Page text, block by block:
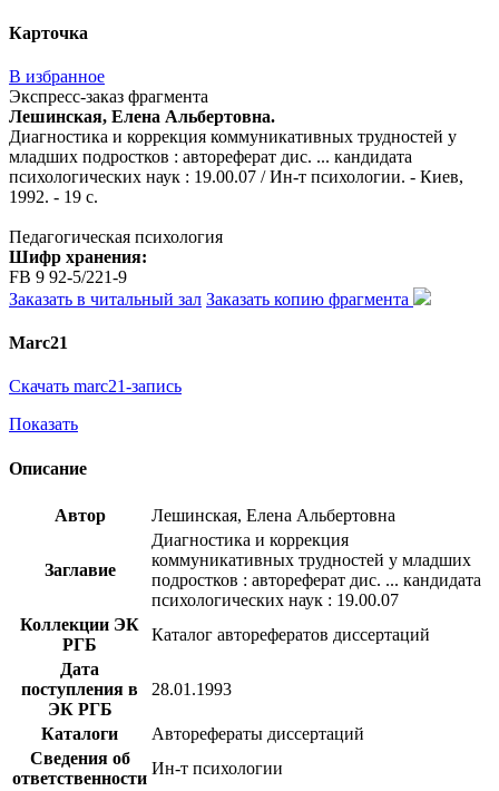
Карточка
В избранное
Экспресс-заказ фрагмента
Лешинская, Елена Альбертовна.
Диагностика и коррекция коммуникативных трудностей у
младших подростков : автореферат дис. ... кандидата
психологических наук : 19.00.07 / Ин-т психологии. - Киев,
1992. - 19 с.
Педагогическая психология
Шифр хранения:
FB 9 92-5/221-9
Заказать в читальный зал Заказать копию фрагмента
Marc21
Скачать marc21-запись
Показать
Описание
Автор Лешинская, Елена Альбертовна
Заглавие
Диагностика и коррекция
коммуникативных трудностей у младших
подростков : автореферат дис. ... кандидата
психологических наук : 19.00.07
Коллекции ЭК
РГБ
Каталог авторефератов диссертаций
Дата
поступления в
ЭК РГБ
28.01.1993
Каталоги
Авторефераты диссертаций
Сведения об
ответственности
Ин-т психологии